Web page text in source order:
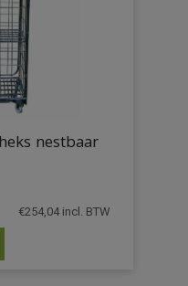
nestbaar
€254,04 incl. BTW